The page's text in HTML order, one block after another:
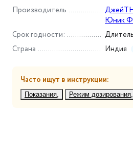
Производитель
Юник
Срок годности :
Страна
Индия
Часто ищут в инструкции:
Показания Режим дозирования